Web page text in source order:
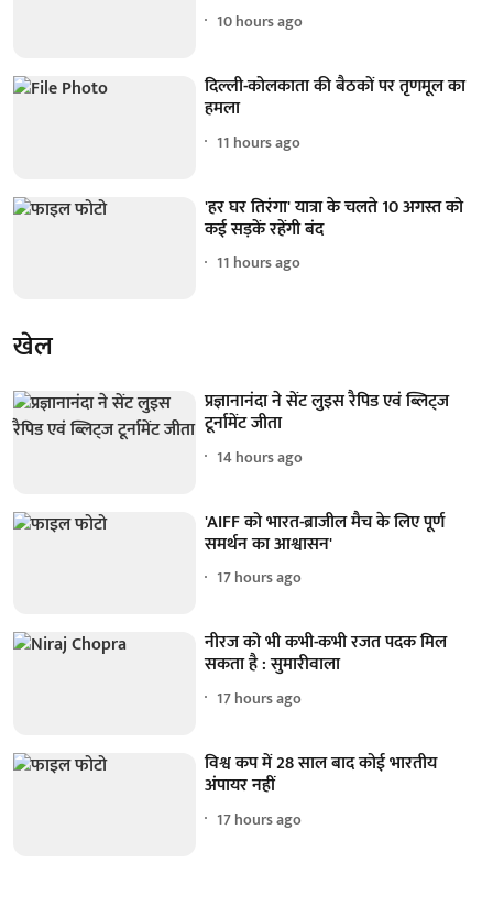
10 hours ago
दिल्ली-कोलकाता की बैठकों पर तृणमूल का
हमला
11 hours ago
'हर घर तिरंगा' यात्रा के चलते 10 अगस्त को
कई सड़कें रहेंगी बंद
11 hours ago
खेल
प्रज्ञानानंदा ने सेंट लुइस रैपिड एवं ब्लिट्ज
टूर्नामेंट जीता
14 hours ago
'AIFF को भारत-ब्राजील मैच के लिए पूर्ण
समर्थन का आश्वासन'
17 hours ago
नीरज को भी कभी-कभी रजत पदक मिल
सकता है : सुमारीवाला
17 hours ago
विश्व कप में 28 साल बाद कोई भारतीय
अंपायर नहीं
17 hours ago